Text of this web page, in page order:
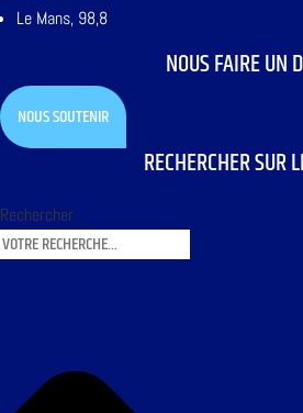
Le Mans, 98,8
NOUS FAIRE UN
NOUS SOUTENIR
RECHERCHER SUR
Rechercher